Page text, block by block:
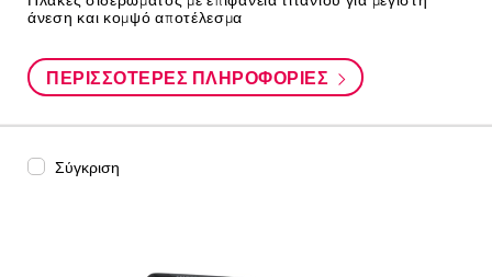
άνεση και κομψό αποτέλεσμα
ΠΕΡΙΣΣΌΤΕΡΕΣ ΠΛΗΡΟΦΟΡΊΕΣ
Σύγκριση